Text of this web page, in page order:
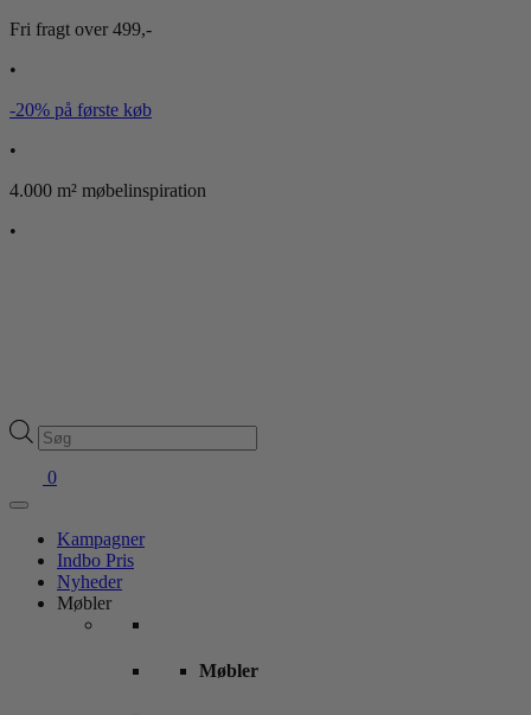
Fri fragt over 499,-
•
-20% på første køb
•
4.000 m² møbelinspiration
•
Products
search
0
Kampagner
Indbo Pris
Nyheder
Møbler
Møbler